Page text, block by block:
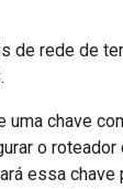
de rede de
chave
o
essa chave